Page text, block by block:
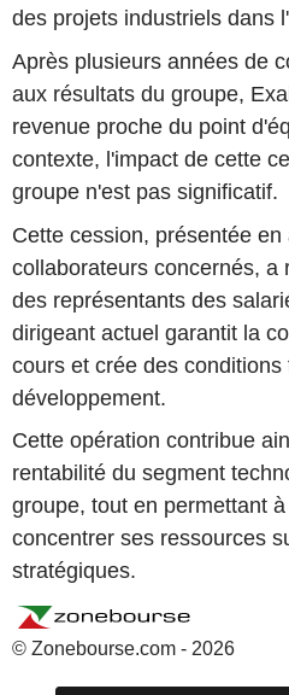
des projets industriels dans
Après plusieurs années de
aux résultats du groupe,
revenue proche du point
contexte, l'impact de cette
groupe n'est pas significatif.
Cette cession, présentée en
collaborateurs concernés, a
des représentants des
dirigeant actuel garantit la
cours et crée des conditions
développement.
Cette opération contribue
rentabilité du segment
groupe, tout en permettant
concentrer ses ressources
stratégiques.
© Zonebourse.com - 2026